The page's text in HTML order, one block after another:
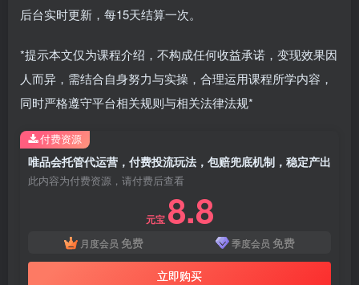
后台实时更新，每15天结算一次。
*提示本文仅为课程介绍，不构成任何收益承诺，变现效果因
人而异，需结合自身努力与实操，合理运用课程所学内容，
同时严格遵守平台相关规则与相关法律法规*
唯品会托管代运营，付费投流玩法，包赔兜底机制，稳定产出
此内容为付费资源，请付费后查看
元宝 8.8
月度会员 免费 季度会员 免费
立即购买
付费资源